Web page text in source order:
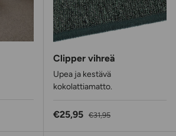
Clipper vihreä
Upea ja kestävä
kokolattiamatto.
Alennushinta
€25,95 Normaalihinta
€31,95